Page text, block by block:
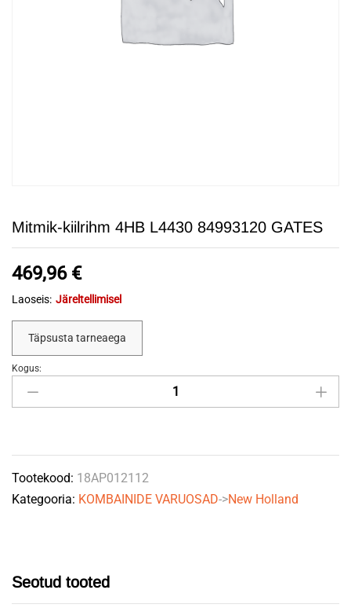
Mitmik-kiilrihm 4HB L4430 84993120 GATES
469,96 €
Laoseis: Järeltellimisel
Täpsusta tarneaega
Mitmik-
kiilrihm
84993120
GATES
quantity
Kogus:
Tootekood: 18AP012112
Kategooria: KOMBAINIDE VARUOSAD->New Holland
Seotud tooted